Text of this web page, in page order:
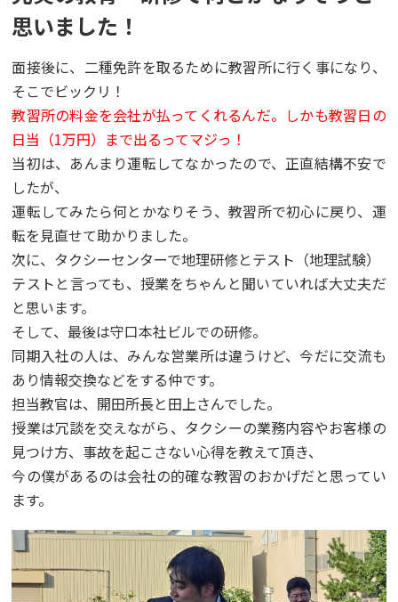
思いました！
面接後に、二種免許を取るために教習所に行く事になり、
そこでビックリ！
教習所の料金を会社が払ってくれるんだ。しかも教習日の
日当（1万円）まで出るってマジっ！
当初は、あんまり運転してなかったので、正直結構不安で
したが、
運転してみたら何とかなりそう、教習所で初心に戻り、運
転を見直せて助かりました。
次に、タクシーセンターで地理研修とテスト（地理試験）
テストと言っても、授業をちゃんと聞いていれば大丈夫だ
と思います。
そして、最後は守口本社ビルでの研修。
同期入社の人は、みんな営業所は違うけど、今だに交流も
あり情報交換などをする仲です。
担当教官は、開田所長と田上さんでした。
授業は冗談を交えながら、タクシーの業務内容やお客様の
見つけ方、事故を起こさない心得を教えて頂き、
今の僕があるのは会社の的確な教習のおかげだと思ってい
ます。